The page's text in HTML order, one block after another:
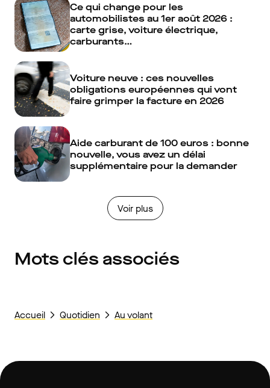
Ce qui change pour les
automobilistes au 1er août 2026 :
carte grise, voiture électrique,
carburants…
Voiture neuve : ces nouvelles
obligations européennes qui vont
faire grimper la facture en 2026
Aide carburant de 100 euros : bonne
nouvelle, vous avez un délai
supplémentaire pour la demander
Voir plus
Mots clés associés
Accueil Quotidien Au volant